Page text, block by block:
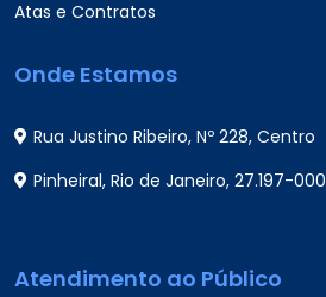
Atas e Contratos
Onde Estamos
Rua Justino Ribeiro, Nº 228, Centro
Pinheiral, Rio de Janeiro, 27.197-000
Atendimento ao Público